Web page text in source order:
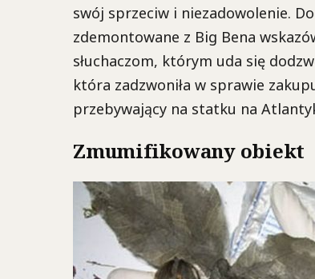
swój sprzeciw i niezadowolenie.
zdemontowane z Big Bena
słuchaczom, którym uda się
która zadzwoniła w sprawie
przebywający na statku na
Zmumifikowany obiekt